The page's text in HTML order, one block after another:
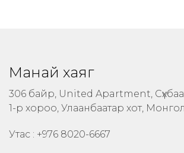
Манай хаяг
306 байр, United Apartment,
1-р хороо, Улаанбаатар хот,
Утас : +976 8020-6667